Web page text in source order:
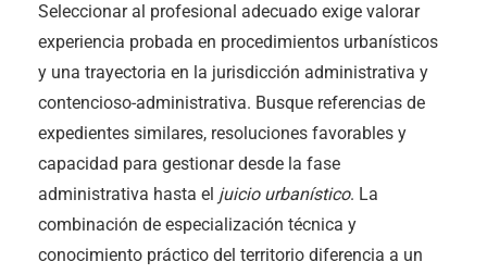
Seleccionar al profesional adecuado exige valorar
experiencia probada en procedimientos urbanísticos
y una trayectoria en la jurisdicción administrativa y
contencioso-administrativa. Busque referencias de
expedientes similares, resoluciones favorables y
capacidad para gestionar desde la fase
administrativa hasta el juicio urbanístico. La
combinación de especialización técnica y
conocimiento práctico del territorio diferencia a un